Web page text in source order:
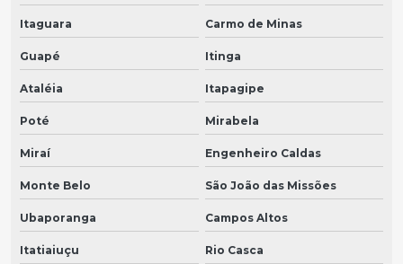
Itaguara Carmo de Minas
Guapé Itinga
Ataléia Itapagipe
Poté Mirabela
Miraí Engenheiro Caldas
Monte Belo São João das Missões
Ubaporanga Campos Altos
Itatiaiuçu Rio Casca